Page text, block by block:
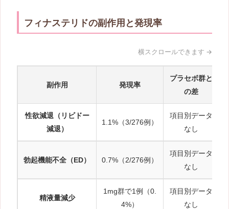
フィナステリドの副作用と発現率
副作用 発現率
プラセボ群と
の差
性欲減退（リビドー
減退）
1.1%（3/276例）
項目別データ
なし
勃起機能不全（ED） 0.7%（2/276例）
項目別データ
なし
精液量減少
1mg群で1例（0.
4%）
項目別データ
なし